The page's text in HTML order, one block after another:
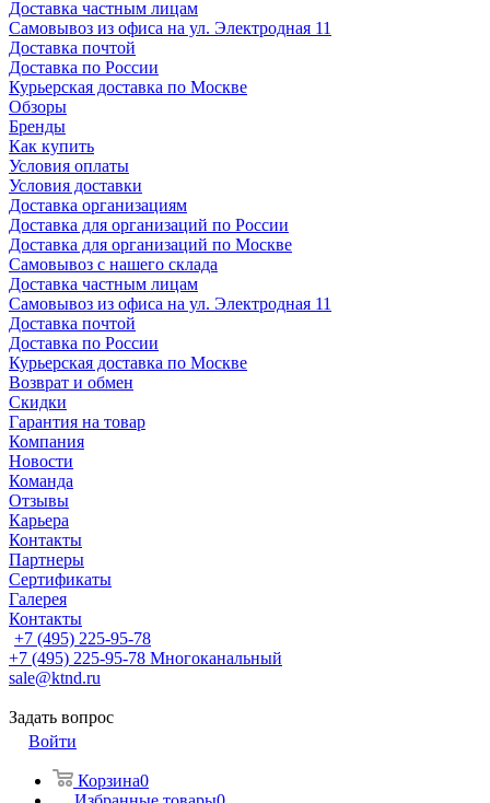
Доставка частным лицам
Самовывоз из офиса на ул. Электродная 11
Доставка почтой
Доставка по России
Курьерская доставка по Москве
Обзоры
Бренды
Как купить
Условия оплаты
Условия доставки
Доставка организациям
Доставка для организаций по России
Доставка для организаций по Москве
Самовывоз с нашего склада
Доставка частным лицам
Самовывоз из офиса на ул. Электродная 11
Доставка почтой
Доставка по России
Курьерская доставка по Москве
Возврат и обмен
Скидки
Гарантия на товар
Компания
Новости
Команда
Отзывы
Карьера
Контакты
Партнеры
Сертификаты
Галерея
Контакты
+7 (495) 225-95-78
+7 (495) 225-95-78 Многоканальный
sale@ktnd.ru
Задать вопрос
Войти
Корзина0